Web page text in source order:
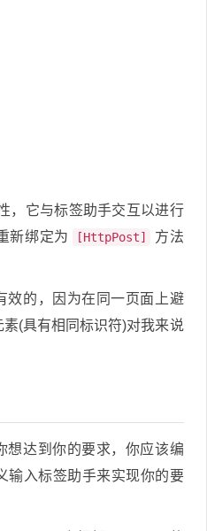
，它与标签助手交互以进行
新绑定为
[HttpPost]
方法
效的，因为在同一页面上避
(具有相同标识符)对我来说
想达到你的要求，你应该编
输入标签助手来实现你的要